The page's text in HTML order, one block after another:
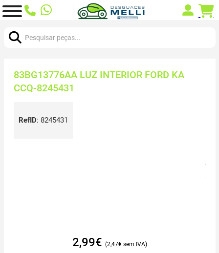
83BG13776AA LUZ INTERIOR FORD KA
CCQ-8245431
RefID: 8245431
2,99€ 2,47€